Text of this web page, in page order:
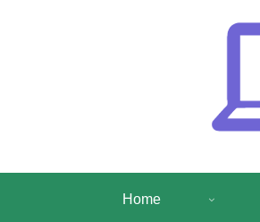
Home